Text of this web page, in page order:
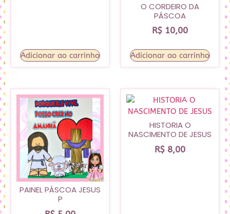
Adicionar ao carrinho
O CORDEIRO DA
PÁSCOA
R$ 10,00
Adicionar ao carrinho
PAINEL PÁSCOA JESUS
P
HISTORIA O
NASCIMENTO DE JESUS
R$ 8,00